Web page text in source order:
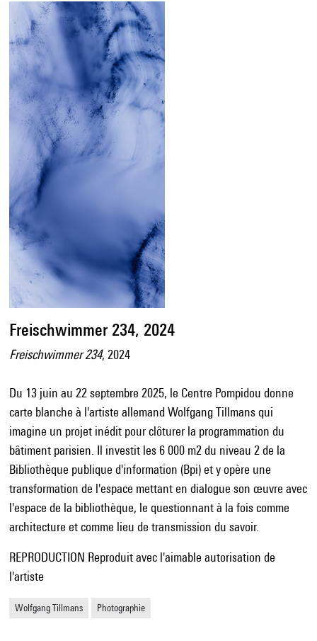
Freischwimmer 234, 2024
Freischwimmer 234, 2024
Du 13 juin au 22 septembre 2025, le Centre Pompidou donne
carte blanche à l'artiste allemand Wolfgang Tillmans qui
imagine un projet inédit pour clôturer la programmation du
bâtiment parisien. Il investit les 6 000 m2 du niveau 2 de la
Bibliothèque publique d'information (Bpi) et y opère une
transformation de l'espace mettant en dialogue son œuvre avec
l'espace de la bibliothèque, le questionnant à la fois comme
architecture et comme lieu de transmission du savoir.
REPRODUCTION Reproduit avec l'aimable autorisation de
l'artiste
Wolfgang Tillmans Photographie